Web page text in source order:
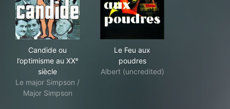
Candide ou
l’optimisme au XXᵉ
siècle
Le major Simpson /
Major Simpson
Le Feu aux
poudres
Albert (uncredited)